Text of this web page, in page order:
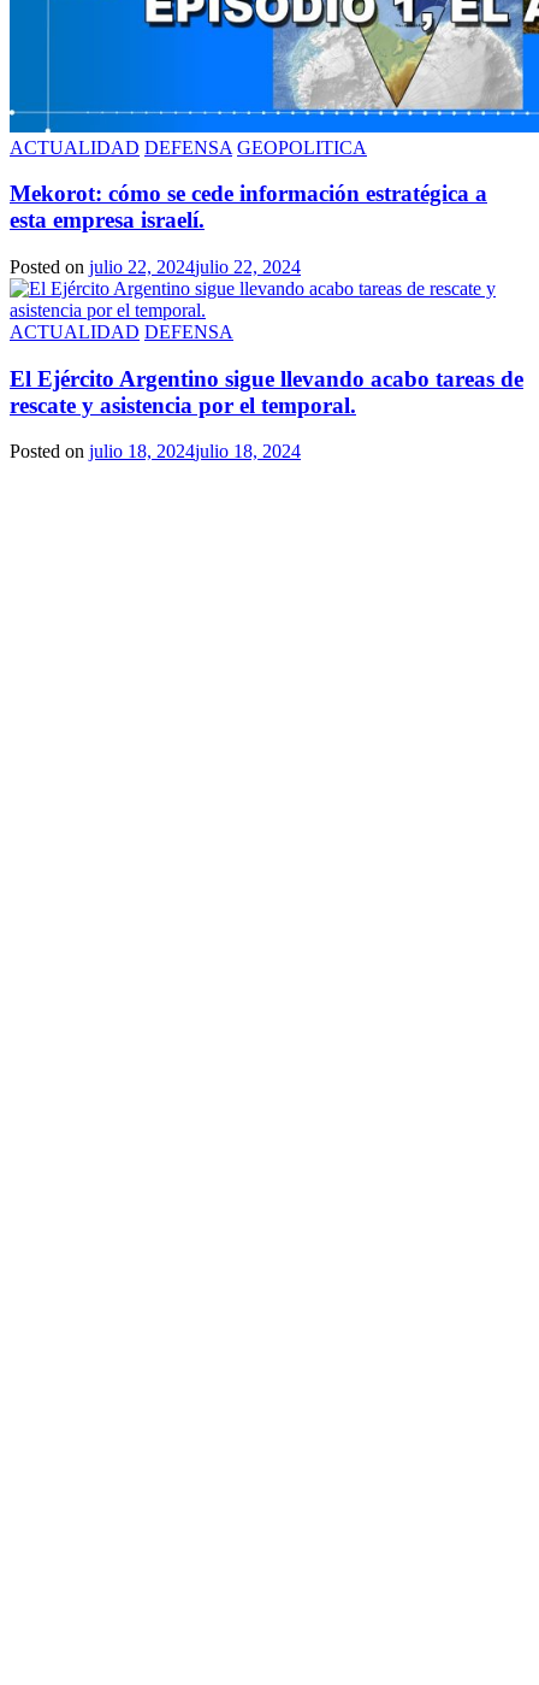
ACTUALIDAD DEFENSA GEOPOLITICA
Mekorot: cómo se cede información estratégica a
esta empresa israelí.
Posted on julio 22, 2024julio 22, 2024
ACTUALIDAD DEFENSA
El Ejército Argentino sigue llevando acabo tareas de
rescate y asistencia por el temporal.
Posted on julio 18, 2024julio 18, 2024